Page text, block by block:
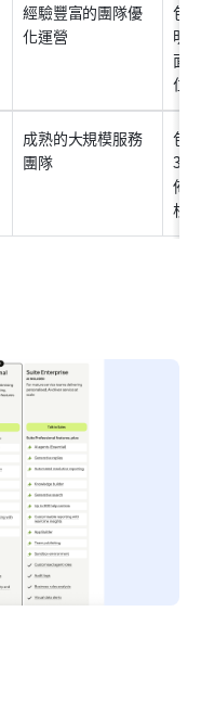
經驗豐富的團隊優
化運營
包
明
面
位
成熟的大規模服務
團隊
包
佈
析